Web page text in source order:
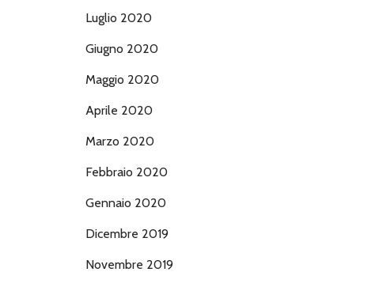
Luglio 2020
Giugno 2020
Maggio 2020
Aprile 2020
Marzo 2020
Febbraio 2020
Gennaio 2020
Dicembre 2019
Novembre 2019